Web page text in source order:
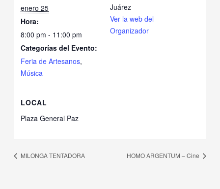
enero 25
Hora:
8:00 pm - 11:00 pm
Categorías del Evento:
Feria de Artesanos,
Música
Juárez
Ver la web del
Organizador
LOCAL
Plaza General Paz
MILONGA TENTADORA HOMO ARGENTUM – Cine